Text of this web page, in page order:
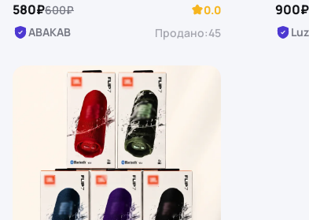
580₽600₽
0.0
ABAKAB
Продано:45
900₽